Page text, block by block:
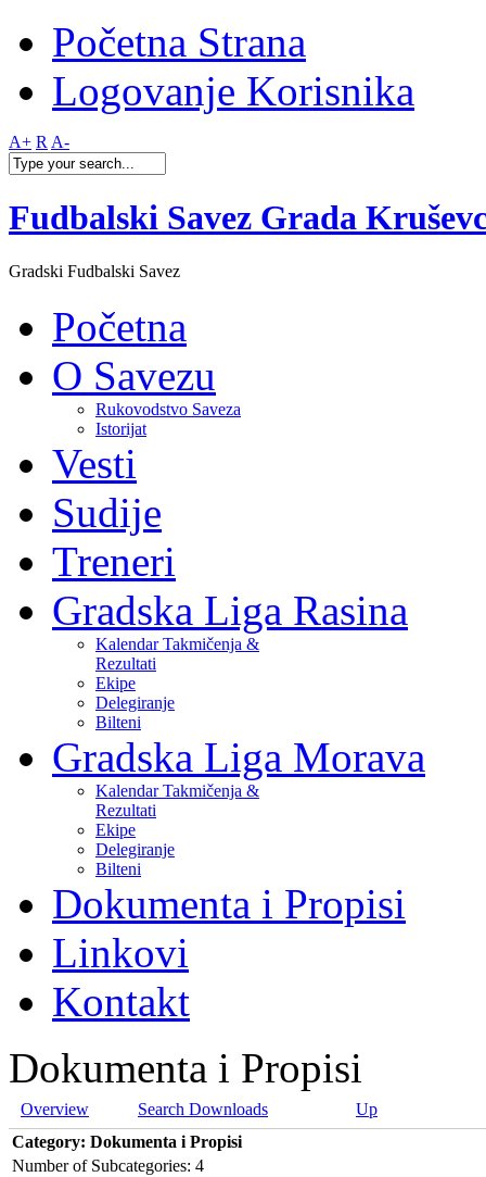
Početna Strana
Logovanje Korisnika
A+ R A-
Fudbalski Savez Grada
Gradski Fudbalski Savez
Početna
O Savezu
Rukovodstvo Saveza
Istorijat
Vesti
Sudije
Treneri
Gradska Liga Rasina
Kalendar Takmičenja &
Rezultati
Ekipe
Delegiranje
Bilteni
Gradska Liga Morava
Kalendar Takmičenja &
Rezultati
Ekipe
Delegiranje
Bilteni
Dokumenta i Propisi
Linkovi
Kontakt
Dokumenta i Propisi
Overview Search Downloads
Up
Category: Dokumenta i Propisi
Number of Subcategories: 4